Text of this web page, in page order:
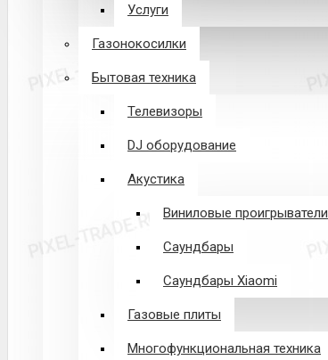
Услуги
Газонокосилки
Бытовая техника
Телевизоры
DJ оборудование
Акустика
Виниловые проигрыватели
Саундбары
Саундбары Xiaomi
Газовые плиты
Многофункциональная техника